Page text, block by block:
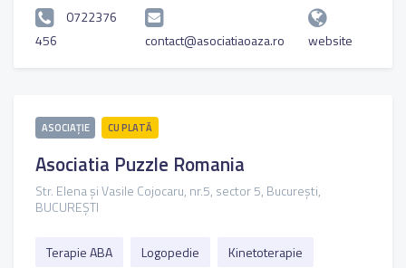
0722376
456
contact@asociatiaoaza.ro website
ASOCIAȚIE CU PLATĂ
Asociatia Puzzle Romania
Str. Elena și Vasile Cojocaru, nr.5, sector 5, București,
BUCUREȘTI
Terapie ABA Logopedie
Kinetoterapie